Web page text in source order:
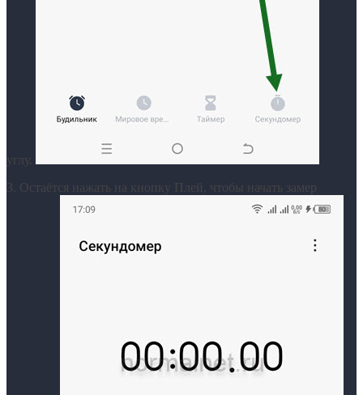
углу.
3. Остаётся нажать на кнопку Плей, чтобы начать замер